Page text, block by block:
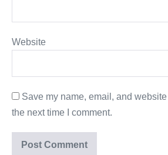
Website
Save my name, email, and
the next time I comment.